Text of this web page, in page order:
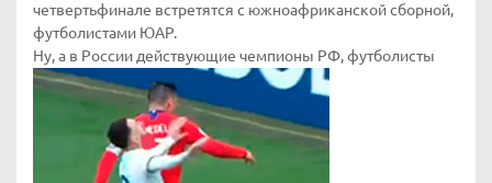
четвертьфинале встретятся с южноафриканской сборной,
футболистами ЮАР.
Ну, а в России действующие чемпионы РФ, футболисты